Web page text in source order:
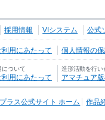
採用情報 VIシステム 公式
用にあたって 個人情報の
について
用にあたって
造形活動を行い
アマチュア
ラス公式サイト ホーム 作品